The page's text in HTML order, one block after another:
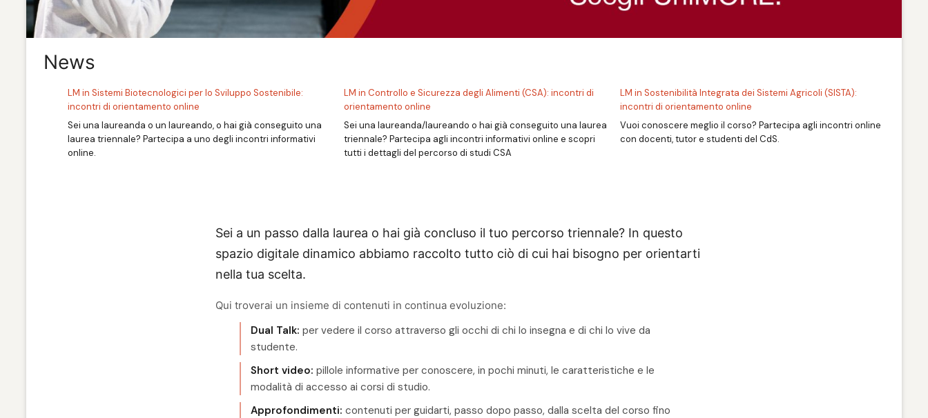
News
LM in Sistemi Biotecnologici per lo Sviluppo Sostenibile:
incontri di orientamento online
Sei una laureanda o un laureando, o hai già conseguito una
laurea triennale? Partecipa a uno degli incontri informativi
online.
LM in Controllo e Sicurezza degli Alimenti (CSA): incontri di
orientamento online
Sei una laureanda/laureando o hai già conseguito una laurea
triennale? Partecipa agli incontri informativi online e scopri
tutti i dettagli del percorso di studi CSA
LM in Sostenibilità Integrata dei Sistemi Agricoli (SISTA):
incontri di orientamento online
Vuoi conoscere meglio il corso? Partecipa agli incontri online
con docenti, tutor e studenti del CdS.
Sei a un passo dalla laurea o hai già concluso il tuo percorso triennale? In questo
spazio digitale dinamico abbiamo raccolto tutto ciò di cui hai bisogno per orientarti
nella tua scelta.
Qui troverai un insieme di contenuti in continua evoluzione:
Dual Talk: per vedere il corso attraverso gli occhi di chi lo insegna e di chi lo vive da
studente.
Short video: pillole informative per conoscere, in pochi minuti, le caratteristiche e le
modalità di accesso ai corsi di studio.
Approfondimenti: contenuti per guidarti, passo dopo passo, dalla scelta del corso fino